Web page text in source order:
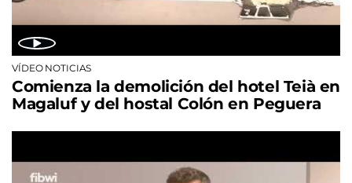
VÍDEO NOTICIAS
Comienza la demolición del hotel Teià en
Magaluf y del hostal Colón en Peguera